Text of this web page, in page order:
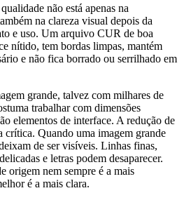
não está apenas na
na clareza visual depois da
e uso. Um arquivo CUR de boa
nítido, tem bordas limpas, mantém
e não fica borrado ou serrilhado em
grande, talvez com milhares de
trabalhar com dimensões
elementos de interface. A redução de
crítica. Quando uma imagem grande
de ser visíveis. Linhas finas,
e letras podem desaparecer.
origem nem sempre é a mais
é a mais clara.